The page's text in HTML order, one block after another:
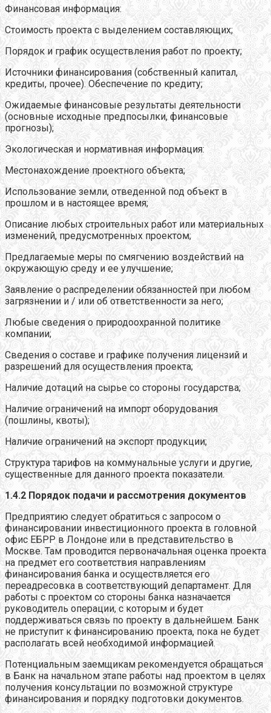
Финансовая информация:
Стоимость проекта с выделением составляющих;
Порядок и график осуществления работ по проекту;
Источники финансирования (собственный капитал,
кредиты, прочее). Обеспечение по кредиту;
Ожидаемые финансовые результаты деятельности
(основные исходные предпосылки, финансовые
прогнозы);
Экологическая и нормативная информация:
Местонахождение проектного объекта;
Использование земли, отведенной под объект в
прошлом и в настоящее время;
Описание любых строительных работ или материальных
изменений, предусмотренных проектом;
Предлагаемые меры по смягчению воздействий на
окружающую среду и ее улучшение;
Заявление о распределении обязанностей при любом
загрязнении и / или об ответственности за него;
Любые сведения о природоохранной политике
компании;
Сведения о составе и графике получения лицензий и
разрешений для осуществления проекта;
Наличие дотаций на сырье со стороны государства;
Наличие ограничений на импорт оборудования
(пошлины, квоты);
Наличие ограничений на экспорт продукции;
Структура тарифов на коммунальные услуги и другие,
существенные для данного проекта показатели.
1.4.2 Порядок подачи и рассмотрения документов
Предприятию следует обратиться с запросом о
финансировании инвестиционного проекта в головной
офис ЕБРР в Лондоне или в представительство в
Москве. Там проводится первоначальная оценка проекта
на предмет его соответствия направлениям
финансирования банка и осуществляется его
переадресовка в соответствующий департамент. Для
работы с проектом со стороны банка назначается
руководитель операции, с которым и будет
поддерживаться связь по проекту в дальнейшем. Банк
не приступит к финансированию проекта, пока не будет
располагать всей необходимой информацией.
Потенциальным заемщикам рекомендуется обращаться
в Банк на начальном этапе работы над проектом в целях
получения консультации по возможной структуре
финансирования и порядку подготовки документов.